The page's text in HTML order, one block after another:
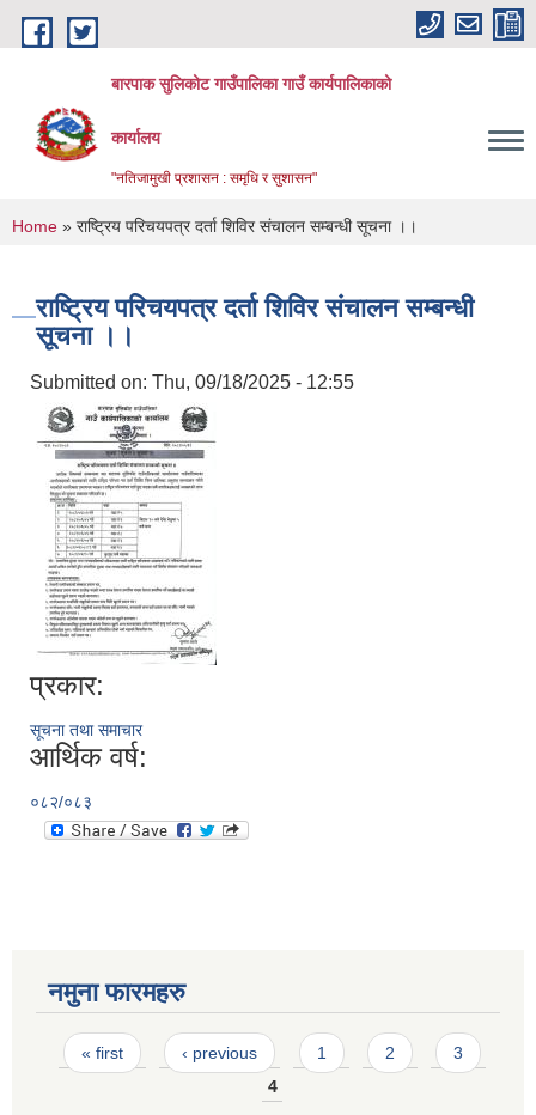
Skip to main content
बारपाक सुलिकोट गाउँपालिका गाउँ कार्यपालिकाको
कार्यालय
"नतिजामुखी प्रशासन : समृधि र सुशासन"
You are here
Home » राष्ट्रिय परिचयपत्र दर्ता शिविर संचालन सम्बन्धी सूचना ।।
राष्ट्रिय परिचयपत्र दर्ता शिविर संचालन सम्बन्धी
सूचना ।।
Submitted on: Thu, 09/18/2025 - 12:55
प्रकार:
सूचना तथा समाचार
आर्थिक वर्ष:
०८२/०८३
नमुना फारमहरु
Pages
« first ‹ previous 1 2
3
4